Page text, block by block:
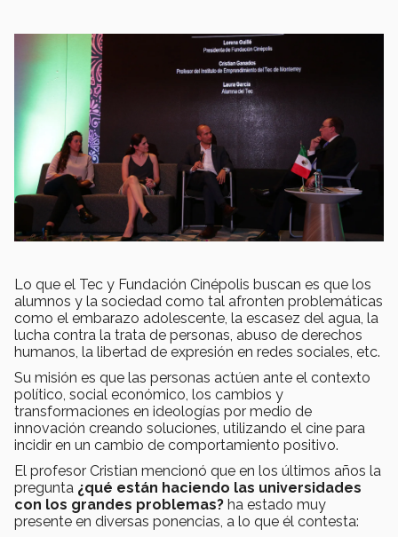
Lo que el Tec y Fundación Cinépolis buscan es que los
alumnos y la sociedad como tal afronten problemáticas
como el embarazo adolescente, la escasez del agua, la
lucha contra la trata de personas, abuso de derechos
humanos, la libertad de expresión en redes sociales, etc.
Su misión es que las personas actúen ante el contexto
político, social económico, los cambios y
transformaciones en ideologías por medio de
innovación creando soluciones, utilizando el cine para
incidir en un cambio de comportamiento positivo.
El profesor Cristian mencionó que en los últimos años la
pregunta ¿qué están haciendo las universidades
con los grandes problemas? ha estado muy
presente en diversas ponencias, a lo que él contesta: